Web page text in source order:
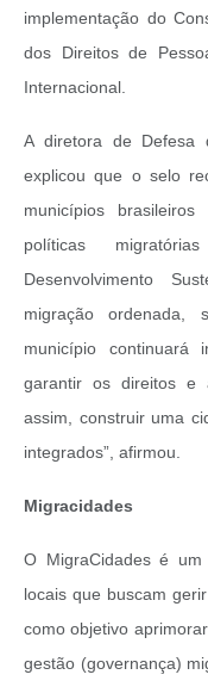
implementação do
dos Direitos de
Internacional.
A diretora de Defesa
explicou que o selo
municípios
políticas
Desenvolvimento
migração
município continuará
garantir os direitos e
assim, construir uma
integrados”, afirmou.
Migracidades
O MigraCidades é
locais que buscam
como objetivo
gestão (governança)